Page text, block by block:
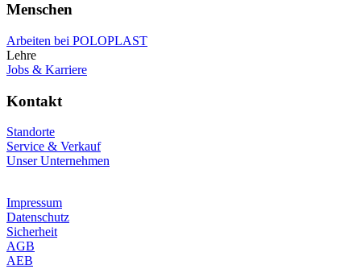
Menschen
Arbeiten bei POLOPLAST
Lehre
Jobs & Karriere
Kontakt
Standorte
Service & Verkauf
Unser Unternehmen
Impressum
Datenschutz
Sicherheit
AGB
AEB